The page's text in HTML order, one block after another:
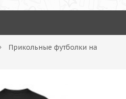
Прикольные футболки на